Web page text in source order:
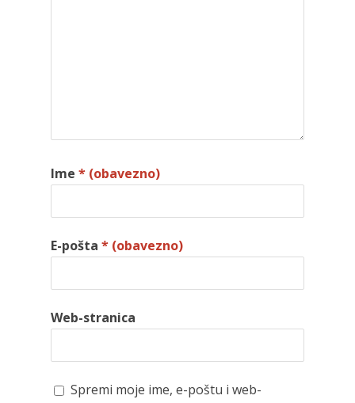
Ime * (obavezno)
E-pošta * (obavezno)
Web-stranica
Spremi moje ime, e-poštu i web-